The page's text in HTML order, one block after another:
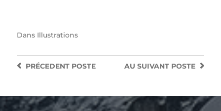
Dans Illustrations
AU SUIVANT POSTE
PRÉCEDENTPOSTE